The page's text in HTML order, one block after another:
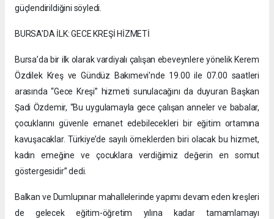
güçlendirildiğini söyledi.
BURSA'DA İLK: GECE KREŞİ HİZMETİ
Bursa’da bir ilk olarak vardiyalı çalışan ebeveynlere yönelik Kerem
Özdilek Kreş ve Gündüz Bakımevi'nde 19.00 ile 07.00 saatleri
arasında “Gece Kreşi” hizmeti sunulacağını da duyuran Başkan
Şadi Özdemir, “Bu uygulamayla gece çalışan anneler ve babalar,
çocuklarını güvenle emanet edebilecekleri bir eğitim ortamına
kavuşacaklar. Türkiye’de sayılı örneklerden biri olacak bu hizmet,
kadın emeğine ve çocuklara verdiğimiz değerin en somut
göstergesidir” dedi.
Balkan ve Dumlupınar mahallelerinde yapımı devam eden kreşleri
de gelecek eğitim-öğretim yılına kadar tamamlamayı